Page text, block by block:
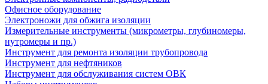
Офисное оборудование
Электроножи для обжига изоляции
Измерительные инструменты (микрометры, глубиномеры,
нутромеры и пр.)
Инструмент для ремонта изоляции трубопровода
Инструмент для нефтяников
Инструмент для обслуживания систем ОВК